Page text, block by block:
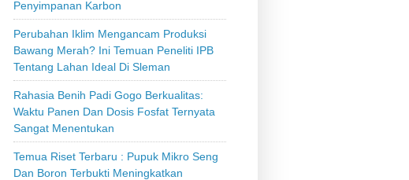
Penyimpanan Karbon
Perubahan Iklim Mengancam Produksi
Bawang Merah? Ini Temuan Peneliti IPB
Tentang Lahan Ideal Di Sleman
Rahasia Benih Padi Gogo Berkualitas:
Waktu Panen Dan Dosis Fosfat Ternyata
Sangat Menentukan
Temua Riset Terbaru : Pupuk Mikro Seng
Dan Boron Terbukti Meningkatkan